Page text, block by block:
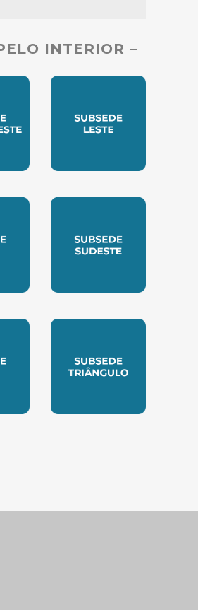
INTERIOR –